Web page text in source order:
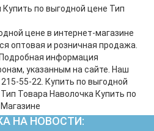
устойчивость к частым
важные параметры ..
по выгодной цене Тип
цене в интернет-магазине
оптовая и розничная продажа.
информация
указанным на сайте. Наш
55-22. Купить по выгодной
Товара Наволочка Купить по
НА НОВОСТИ: